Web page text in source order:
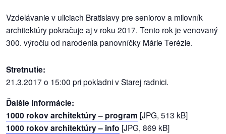
kauzy
konania
stavebné
konania
pripomienkové
konania
Vzdelávanie v uliciach Bratislavy pre seniorov a milovník
architektúry pokračuje aj v roku 2017. Tento rok je venovaný
300. výročiu od narodenia panovníčky Márie Terézie.
Stretnutie:
21.3.2017 o 15:00 pri pokladni v Starej radnici.
Ďalšie informácie:
1000 rokov architektúry – program [JPG, 513 kB]
1000 rokov architektúry – info [JPG, 869 kB]